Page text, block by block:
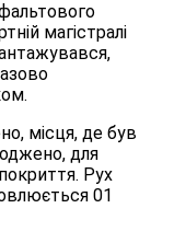
магістралі
місця, де був
для
Рух
01